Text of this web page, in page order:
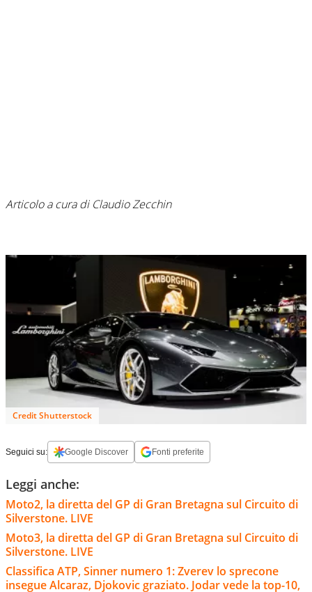
Articolo a cura di Claudio Zecchin
Credit Shutterstock
Seguici su: Google Discover Fonti preferite
Leggi anche:
Moto2, la diretta del GP di Gran Bretagna sul Circuito di
Silverstone. LIVE
Moto3, la diretta del GP di Gran Bretagna sul Circuito di
Silverstone. LIVE
Classifica ATP, Sinner numero 1: Zverev lo sprecone
insegue Alcaraz, Djokovic graziato. Jodar vede la top-10,